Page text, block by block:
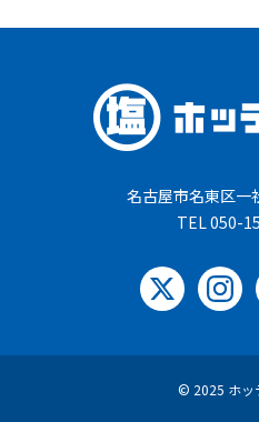
名古屋市名東区一
TEL 050-
© 2025 ホッ